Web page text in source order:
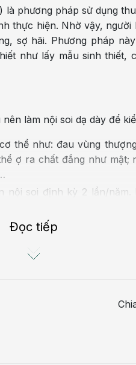
là phương pháp sử dụng
thực hiện. Nhờ vậy,
sợ hãi. Phương pháp
như lấy mẫu sinh thiết,
làm nội soi dạ dày để
thể như: đau vùng
ợ ra chất đắng như mật;
nội soi định kỳ 2 lần/năm.
dụng rượu bia vì trong
mắc các bệnh dạ dày như
Đọc tiếp